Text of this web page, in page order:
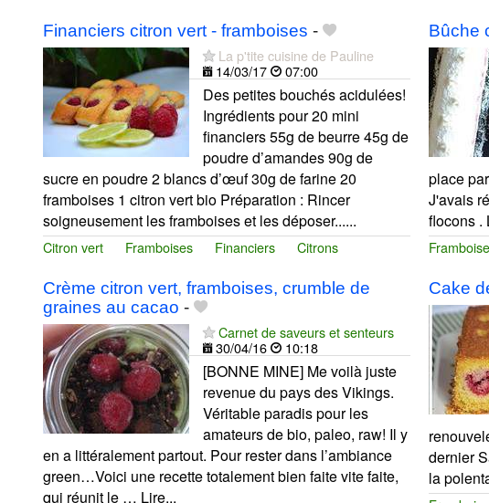
Financiers citron vert - framboises -
La p'tite cuisine de Pauline
14/03/17
07:00
Des petites bouchés acidulées!
Ingrédients pour 20 mini
financiers 55g de beurre 45g de
poudre d’amandes 90g de
sucre en poudre 2 blancs d’œuf 30g de farine 20
framboises 1 citron vert bio Préparation : Rincer
soigneusement les framboises et les déposer......
Citron vert Framboises Financiers Citrons
Bûche
place
J'avais
flocons .
Crème citron vert, framboises, crumble de
graines au cacao -
Carnet de saveurs et senteurs
30/04/16
10:18
[BONNE MINE] Me voilà juste
revenue du pays des Vikings.
Véritable paradis pour les
amateurs de bio, paleo, raw! Il y
en a littéralement partout. Pour rester dans l’ambiance
green…Voici une recette totalement bien faite vite faite,
qui réunit le … Lire...
Cake
dernier
la